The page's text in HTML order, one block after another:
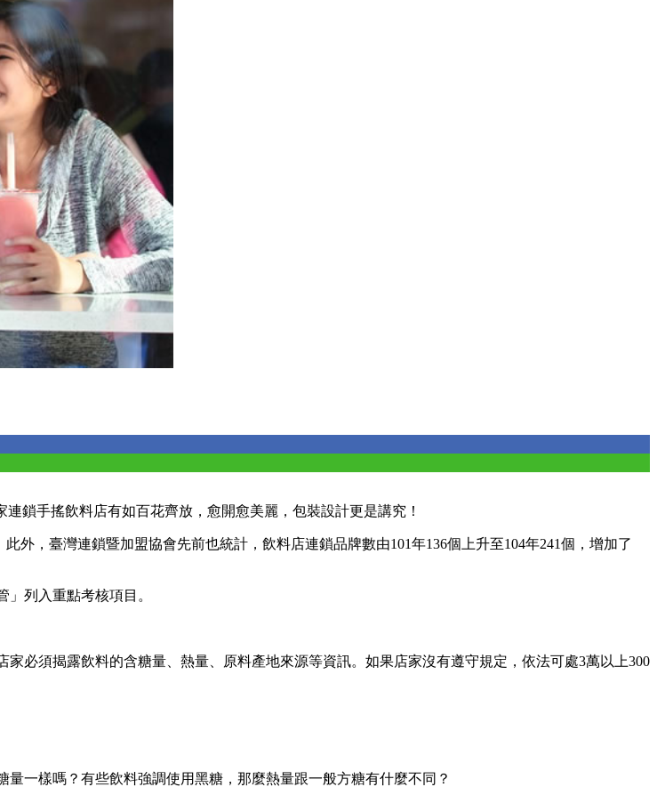
鎖手搖飲料店有如百花齊放，愈開愈美麗，包裝設計更是講究！
外，臺灣連鎖暨加盟協會先前也統計，飲料店連鎖品牌數由101年136個上升至104年241個，增加了
列入重點考核項目。
必須揭露飲料的含糖量、熱量、原料產地來源等資訊。如果店家沒有遵守規定，依法可處3萬以上300
一樣嗎？有些飲料強調使用黑糖，那麼熱量跟一般方糖有什麼不同？